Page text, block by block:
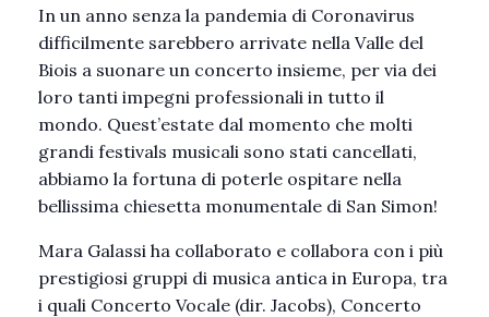
In un anno senza la pandemia di Coronavirus
difficilmente sarebbero arrivate nella Valle del
Biois a suonare un concerto insieme, per via dei
loro tanti impegni professionali in tutto il
mondo. Quest’estate dal momento che molti
grandi festivals musicali sono stati cancellati,
abbiamo la fortuna di poterle ospitare nella
bellissima chiesetta monumentale di San Simon!
Mara Galassi ha collaborato e collabora con i più
prestigiosi gruppi di musica antica in Europa, tra
i quali Concerto Vocale (dir. Jacobs), Concerto